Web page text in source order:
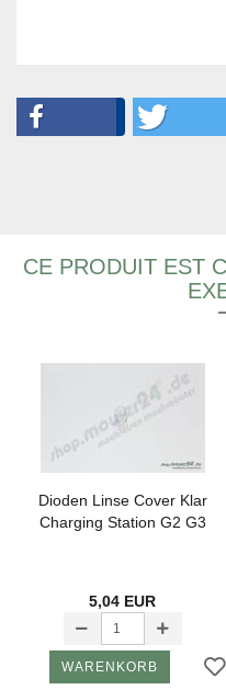
CE PRODUIT EST
Dio­den Linse Cover Klar
Char­ging Sta­tion G2 G3
5,04 EUR
WARENKORB